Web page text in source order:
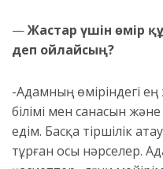
—Жастар үшін өмір
деп ойлайсың?
-Адамның өміріндегі
білімі мен санасын
едім. Басқа тіршілік
тұрған осы нәрселер.